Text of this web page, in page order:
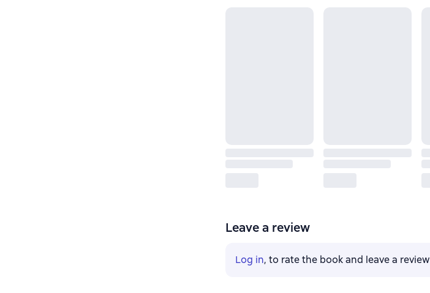
Leave a review
Log in, to rate the book and leave a review